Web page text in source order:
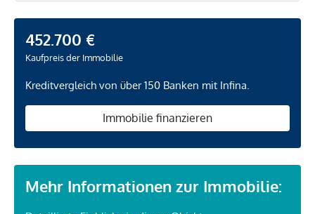
452.700 €
Kaufpreis der Immobilie
Kreditvergleich von über 150 Banken mit Infina.
Immobilie finanzieren
Mehr Informationen zur Immobilie: